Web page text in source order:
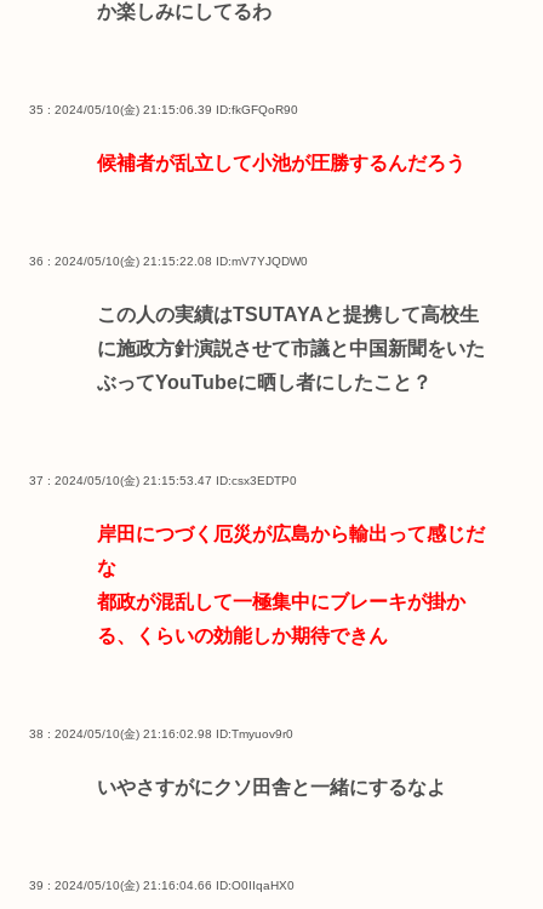
か楽しみにしてるわ
35 : 2024/05/10(金) 21:15:06.39 ID:fkGFQoR90
候補者が乱立して小池が圧勝するんだろう
36 : 2024/05/10(金) 21:15:22.08 ID:mV7YJQDW0
この人の実績はTSUTAYAと提携して高校生
に施政方針演説させて市議と中国新聞をいた
ぶってYouTubeに晒し者にしたこと？
37 : 2024/05/10(金) 21:15:53.47 ID:csx3EDTP0
岸田につづく厄災が広島から輸出って感じだ
な
都政が混乱して一極集中にブレーキが掛か
る、くらいの効能しか期待できん
38 : 2024/05/10(金) 21:16:02.98 ID:Tmyuov9r0
いやさすがにクソ田舎と一緒にするなよ
39 : 2024/05/10(金) 21:16:04.66 ID:O0IIqaHX0